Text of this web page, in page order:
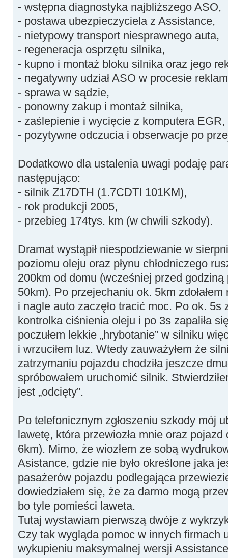
- wstępna diagnostyka najbliższego ASO,
- postawa ubezpieczyciela z Assistance,
- nietypowy transport niesprawnego auta,
- regeneracja osprzętu silnika,
- kupno i montaż bloku silnika oraz jego
- negatywny udział ASO w procesie
- sprawa w sądzie,
- ponowny zakup i montaż silnika,
- zaślepienie i wycięcie z komputera EGR,
- pozytywne odczucia i obserwacje po
Dodatkowo dla ustalenia uwagi podaję
następująco:
- silnik Z17DTH (1.7CDTI 101KM),
- rok produkcji 2005,
- przebieg 174tys. km (w chwili szkody).
Dramat wystąpił niespodziewanie w
poziomu oleju oraz płynu chłodniczego
200km od domu (wcześniej przed godziną
50km). Po przejechaniu ok. 5km
i nagle auto zaczęło tracić moc. Po ok. 5s
kontrolka ciśnienia oleju i po 3s zapaliła
poczułem lekkie „hrybotanie” w silniku
i wrzuciłem luz. Wtedy zauważyłem że
zatrzymaniu pojazdu chodziła jeszcze
spróbowałem uruchomić silnik.
jest „odcięty”.
Po telefonicznym zgłoszeniu szkody mój
lawetę, która przewiozła mnie oraz
6km). Mimo, że wiozłem ze sobą
Asistance, gdzie nie było określone jaka
pasażerów pojazdu podlegająca
dowiedziałem się, że za darmo mogą
bo tyle pomieści laweta.
Tutaj wystawiam pierwszą dwóje z
Czy tak wygląda pomoc w innych firmach
wykupieniu maksymalnej wersji